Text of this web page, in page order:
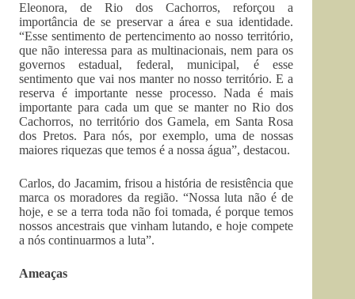
Eleonora, de Rio dos Cachorros, reforçou a
importância de se preservar a área e sua identidade.
“Esse sentimento de pertencimento ao nosso território,
que não interessa para as multinacionais, nem para os
governos estadual, federal, municipal, é esse
sentimento que vai nos manter no nosso território. E a
reserva é importante nesse processo. Nada é mais
importante para cada um que se manter no Rio dos
Cachorros, no território dos Gamela, em Santa Rosa
dos Pretos. Para nós, por exemplo, uma de nossas
maiores riquezas que temos é a nossa água”, destacou.
Carlos, do Jacamim, frisou a história de resistência que
marca os moradores da região. “Nossa luta não é de
hoje, e se a terra toda não foi tomada, é porque temos
nossos ancestrais que vinham lutando, e hoje compete
a nós continuarmos a luta”.
Ameaças